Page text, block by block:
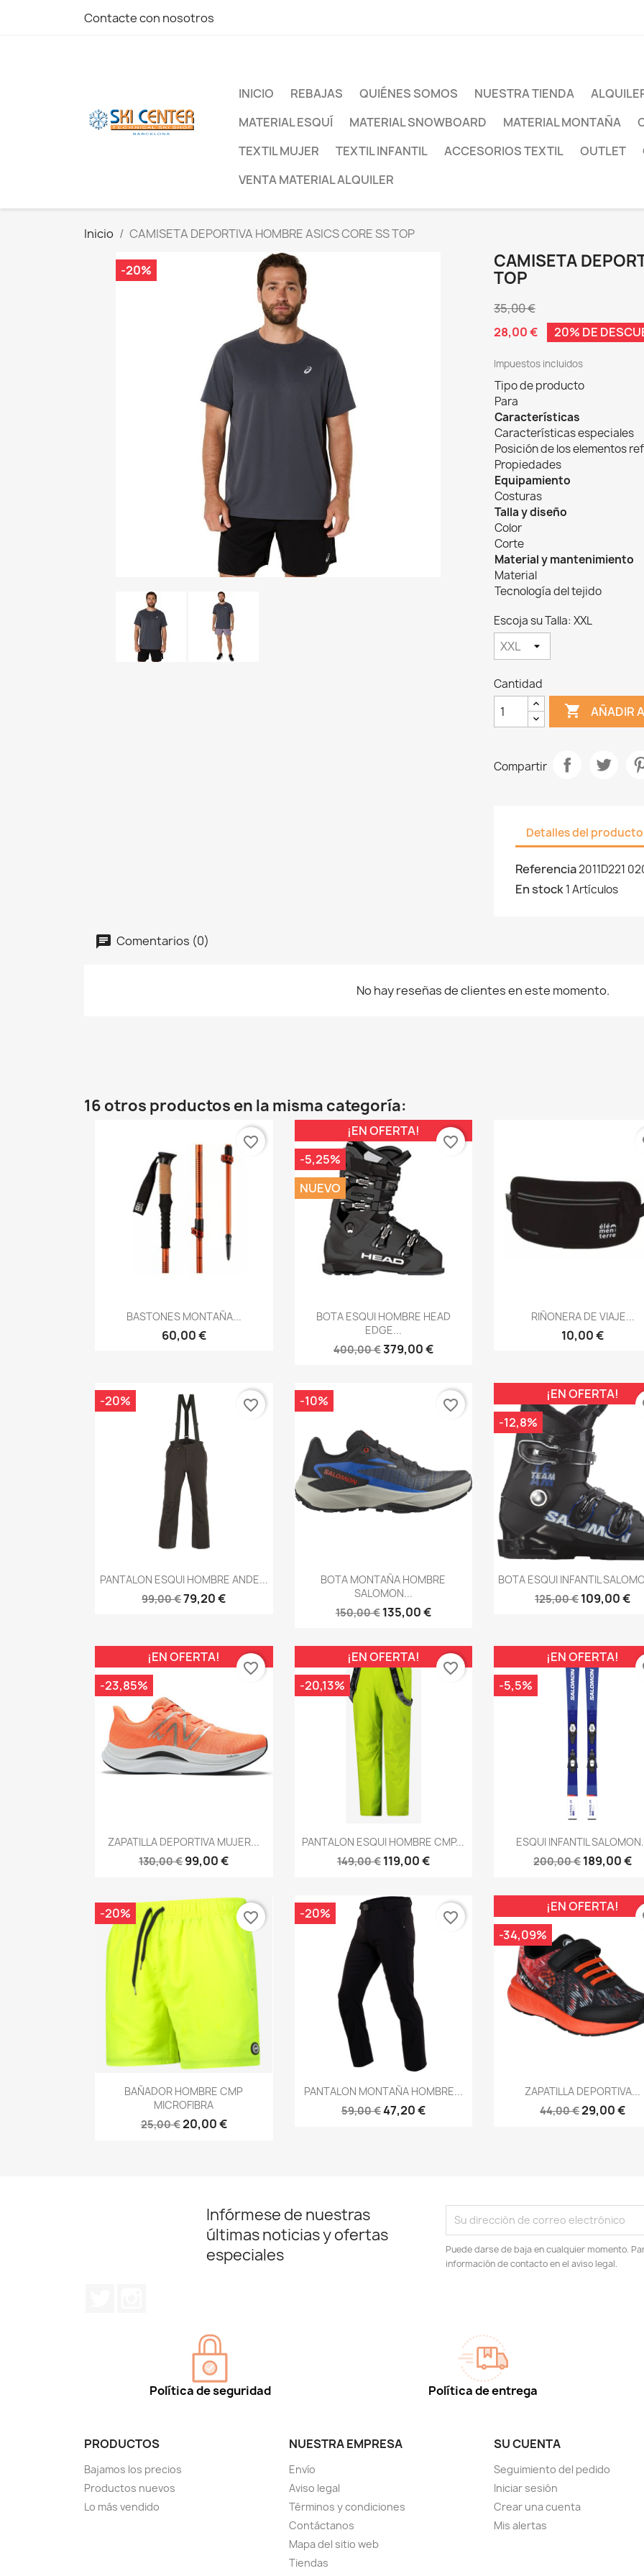
Contacte con nosotros
INICIO REBAJAS QUIÉNES SOMOS NUESTRA TIENDA
MATERIAL ESQUÍ
MATERIAL SNOWBOARD MATERIAL MONTAÑA
TEXTIL MUJER
TEXTIL INFANTIL ACCESORIOS TEXTIL OUTLET
VENTA MATERIAL ALQUILER
Inicio CAMISETA DEPORTIVA HOMBRE ASICS CORE SS TOP
-20%
CAMISETA
TOP
35,00 €
28,00 €
20% DE
Impuestos incluidos
Tipo de producto
Para
Características
Características especiales
Posición de los elementos
Propiedades
Equipamiento
Costuras
Talla y diseño
Color
Corte
Material y mantenimiento
Material
Tecnología del tejido
Escoja su Talla: XXL
Cantidad
 AÑADIR
Compartir
Detalles del producto
Referencia2011D221
En stock1 Artículos
Comentarios (0)
No hay reseñas de clientes en este momento.
16 otros productos en la misma categoría:
Vista rápida
BASTONES MONTAÑA...
60,00 €
favorite_border
Vista rápida
BOTA ESQUI HOMBRE HEAD
EDGE...
400,00 €379,00 €
¡EN OFERTA!
-5,25%
NUEVO
favorite_border
Vista rápida
RIÑONERA DE VIAJE...
10,00 €
Vista rápida
PANTALON ESQUI HOMBRE ANDE...
99,00 €79,20 €
-20% favorite_border
Vista rápida
BOTA MONTAÑA HOMBRE
SALOMON...
150,00 € 135,00 €
-10% favorite_border
Vista rápida
BOTA ESQUI INFANTIL
125,00 €109,00 €
¡EN OFERTA!
-12,8%
 Vista rápida
ZAPATILLA DEPORTIVA MUJER...
130,00 €99,00 €
¡EN OFERTA!
-23,85%
favorite_border
Vista rápida
PANTALON ESQUI HOMBRE CMP...
149,00 € 119,00 €
¡EN OFERTA!
-20,13%
favorite_border
Vista rápida
ESQUI INFANTIL
200,00 €189,00 €
¡EN OFERTA!
-5,5%
Vista rápida
BAÑADOR HOMBRE CMP
MICROFIBRA
25,00 €20,00 €
-20% favorite_border
 Vista rápida
PANTALON MONTAÑA HOMBRE...
59,00 €47,20 €
-20% favorite_border
Vista rápida
ZAPATILLA DEPORTIVA...
44,00 €29,00 €
¡EN OFERTA!
-34,09%
Infórmese de nuestras
últimas noticias y ofertas
especiales
Puede darse de baja en cualquier momento.
información de contacto en el aviso legal.
Política de seguridad Política de entrega
PRODUCTOS
Bajamos los precios
Productos nuevos
Lo más vendido
NUESTRA EMPRESA
Envío
Aviso legal
Términos y condiciones
Contáctanos
Mapa del sitio web
Tiendas
SU CUENTA
Seguimiento del pedido
Iniciar sesión
Crear una cuenta
Mis alertas